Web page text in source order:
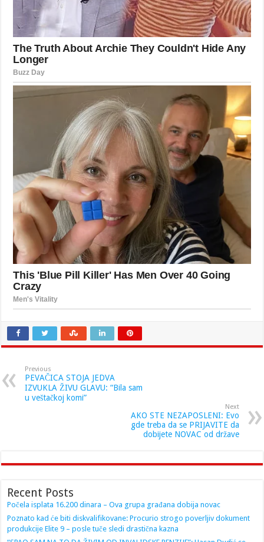
Previous
PEVAČICA STOJA JEDVA
IZVUKLA ŽIVU GLAVU: “Bila sam
u veštačkoj komi”
Next
AKO STE NEZAPOSLENI: Evo
gde treba da se PRIJAVITE da
dobijete NOVAC od države
Recent Posts
Počela isplata 16.200 dinara – Ova grupa građana dobija novac
Poznato kad će biti diskvalifikovane: Procurio strogo poverljiv dokument
produkcije Elite 9 – posle tuče sledi drastična kazna